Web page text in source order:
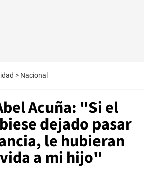
> Nacional
Acuña: "Si el
dejado pasar
le hubieran
a mi hijo"